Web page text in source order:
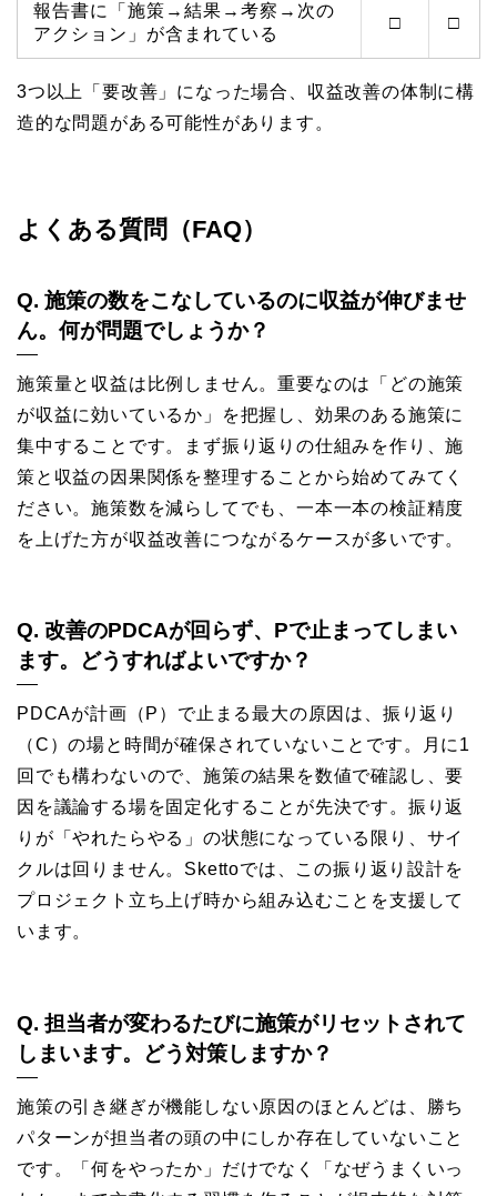
報告書に「施策→結果→考察→次の
アクション」が含まれている
□ □
3つ以上「要改善」になった場合、収益改善の体制に構
造的な問題がある可能性があります。
よくある質問（FAQ）
Q. 施策の数をこなしているのに収益が伸びませ
ん。何が問題でしょうか？
施策量と収益は比例しません。重要なのは「どの施策
が収益に効いているか」を把握し、効果のある施策に
集中することです。まず振り返りの仕組みを作り、施
策と収益の因果関係を整理することから始めてみてく
ださい。施策数を減らしてでも、一本一本の検証精度
を上げた方が収益改善につながるケースが多いです。
Q. 改善のPDCAが回らず、Pで止まってしまい
ます。どうすればよいですか？
PDCAが計画（P）で止まる最大の原因は、振り返り
（C）の場と時間が確保されていないことです。月に1
回でも構わないので、施策の結果を数値で確認し、要
因を議論する場を固定化することが先決です。振り返
りが「やれたらやる」の状態になっている限り、サイ
クルは回りません。Skettoでは、この振り返り設計を
プロジェクト立ち上げ時から組み込むことを支援して
います。
Q. 担当者が変わるたびに施策がリセットされて
しまいます。どう対策しますか？
施策の引き継ぎが機能しない原因のほとんどは、勝ち
パターンが担当者の頭の中にしか存在していないこと
です。「何をやったか」だけでなく「なぜうまくいっ